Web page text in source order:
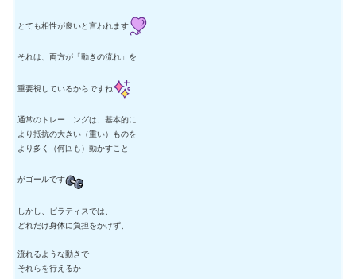
とても相性が良いと言われます
それは、両方が「動きの流れ」を
重要視しているからですね
通常のトレーニングは、基本的に
より抵抗の大きい（重い）ものを
より多く（何回も）動かすこと
がゴールです
しかし、ピラティスでは、
どれだけ身体に負担をかけず、
流れるような動きで
それらを行えるか